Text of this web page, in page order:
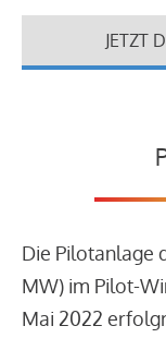
JETZT
Die Pilotanlage
MW) im Pilot-
Mai 2022